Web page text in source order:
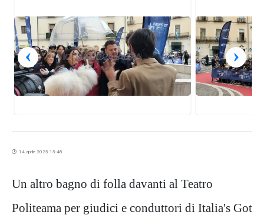
‹ ›
14 aprile 2025 15:48
Un altro bagno di folla davanti al Teatro
Politeama per giudici e conduttori di Italia's Got